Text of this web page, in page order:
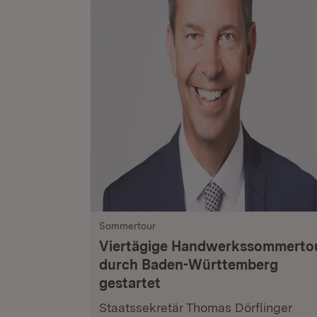
Sommertour
Viertägige
durch Baden-Württemberg
gestartet
Staatssekretär Thomas Dörflinger